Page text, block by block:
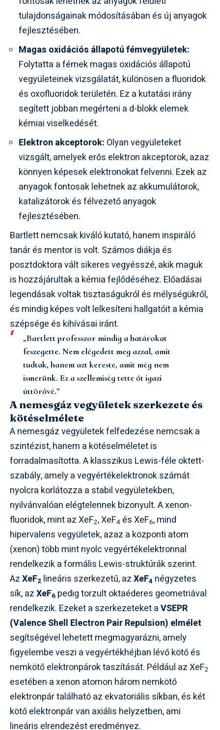
tulajdonságainak módosításában és új anyagok
fejlesztésében.
Magas oxidációs állapotú fémvegyületek:
Folytatta a fémek magas oxidációs állapotú
vegyületeinek vizsgálatát, különösen a fluoridok
és oxofluoridok területén. Ez a kutatási irány
segített jobban megérteni a d-blokk elemek
kémiai viselkedését.
Elektron akceptorok: Olyan vegyületeket
vizsgált, amelyek erős elektron akceptorok, azaz
könnyen képesek elektronokat felvenni. Ezek az
anyagok fontosak lehetnek az akkumulátorok,
katalizátorok és félvezető anyagok
fejlesztésében.
Bartlett nemcsak kiváló kutató, hanem inspiráló
tanár és mentor is volt. Számos diákja és
posztdoktora vált sikeres vegyésszé, akik maguk
is hozzájárultak a kémia fejlődéséhez. Előadásai
legendásak voltak tisztaságukról és mélységükről,
és mindig képes volt lelkesíteni hallgatóit a kémia
szépsége és kihívásai iránt.
„Bartlett professzor mindig a határokat
feszegette. Nem elégedett meg azzal, amit
tudtak, hanem azt kereste, amit még nem
ismerünk. Ez a szellemiség tette őt igazi
úttörővé.”
A nemesgáz vegyületek szerkezete és
kötéselmélete
A nemesgáz vegyületek felfedezése nemcsak a
szintézist, hanem a kötéselméletet is
forradalmasította. A klasszikus Lewis-féle oktett-
szabály, amely a vegyértékelektronok számát
nyolcra korlátozza a stabil vegyületekben,
nyilvánvalóan elégtelennek bizonyult. A xenon-
fluoridok, mint az XeF2, XeF4 és XeF6, mind
hipervalens vegyületek, azaz a központi atom
(xenon) több mint nyolc vegyértékelektronnal
rendelkezik a formális Lewis-struktúrák szerint.
AzXeF2 lineáris szerkezetű, azXeF4 négyzetes
sík, azXeF6 pedig torzult oktaéderes geometriával
rendelkezik. Ezeket a szerkezeteket aVSEPR
(Valence Shell Electron Pair Repulsion) elmélet
segítségével lehetett megmagyarázni, amely
figyelembe veszi a vegyértékhéjban lévő kötő és
nemkötő elektronpárok taszítását. Például az XeF2
esetében a xenon atomon három nemkötő
elektronpár található az ekvatoriális síkban, és két
kötő elektronpár van axiális helyzetben, ami
lineáris elrendezést eredményez.